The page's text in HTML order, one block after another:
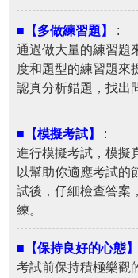
■【多做練習題】
:
通過做大量的練習題
度和題型的練習題來
認真分析錯題，找出
■【模擬考試】
:
進行模擬考試，模擬
以幫助你適應考試的
試後，仔細檢查答案
練。
■【保持良好的心態】
考試前保持積極樂觀